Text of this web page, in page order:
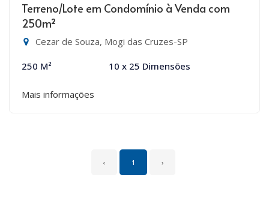
Terreno/Lote em Condomínio à Venda com
250m²
Cezar de Souza, Mogi das Cruzes-SP
250 M² 10 x 25 Dimensões
Mais informações
‹ 1 ›